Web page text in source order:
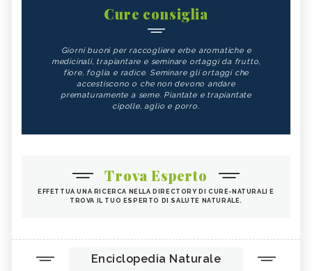
Cure consiglia
Giorni buoni per raccogliere erbe aromatiche e
medicinali, trapiantare e seminare ortaggi da frutto,
fiore, foglia e radice. Seminare gli ortaggi che
accestiscono o che non devono andare
prematuramente a seme. Piantate e trapiantate
cipolle, aglio e porro.
Trova Esperto
EFFETTUA UNA RICERCA NELLA DIRECTORY DI CURE-NATURALI E
TROVA IL TUO ESPERTO DI SALUTE NATURALE.
Enciclopedia Naturale